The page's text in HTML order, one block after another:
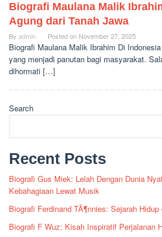
Biografi Maulana Malik
Agung dari Tanah Jawa
By admin Posted on November 27, 2025
Biografi Maulana Malik Ibrahim Di
yang menjadi panutan bagi masyarakat.
dihormati […]
Search
Recent Posts
Biografi Gus Miek: Lelah Dengan Dunia
Kebahagiaan Lewat Musik
Biografi Ferdinand TÃ¶nnies: Sejarah
Biografi F Wuz: Kisah Inspiratif Perjalanan